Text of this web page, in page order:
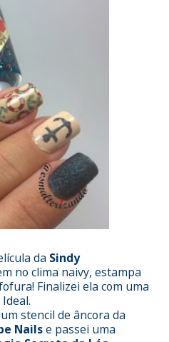
da Sindy
no clima naivy, estampa
Finalizei ela com uma
stencil de âncora da
Nailse passei uma